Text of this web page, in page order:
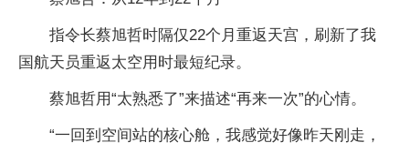
指令长蔡旭哲时隔仅22个月重返天宫，刷新了我
国航天员重返太空用时最短纪录。
蔡旭哲用“太熟悉了”来描述“再来一次”的心情。
“一回到空间站的核心舱，我感觉好像昨天刚走，